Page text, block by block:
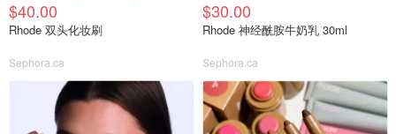
$40.00
Rhode 双头化妆刷
Sephora.ca
$30.00
Rhode 神经酰胺牛奶乳 30ml
Sephora.ca